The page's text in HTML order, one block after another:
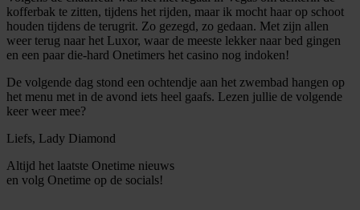
kofferbak te zitten, tijdens het rijden, maar ik mocht haar op schoot
houden tijdens de terugrit. Zo gezegd, zo gedaan. Met zijn allen
weer terug naar het Luxor, waar de meeste lekker naar bed gingen
en een paar die-hard Onetimers het casino nog indoken!
De volgende dag stond een ochtendje aan het zwembad hangen op
het menu met in de avond iets heel gaafs. Lezen jullie de volgende
keer weer mee?
Liefs, Lady Diamond
Altijd het laatste Onetime nieuws
en volg Onetime op de socials!